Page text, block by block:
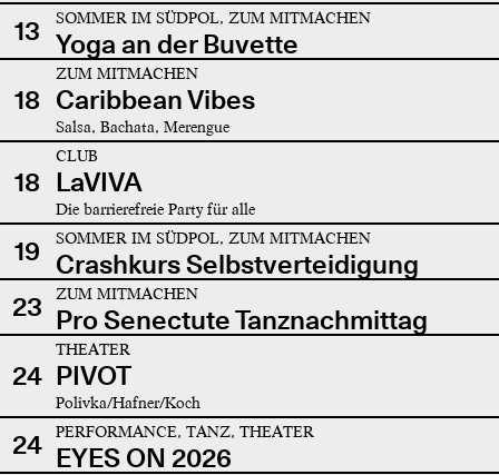
13 SOMMER IM SÜDPOL, ZUM MITMACHEN
Yoga an der Buvette
18
ZUM MITMACHEN
Caribbean Vibes
Salsa, Bachata, Merengue
18
CLUB
LaVIVA
Die barrierefreie Party für alle
19 SOMMER IM SÜDPOL, ZUM MITMACHEN
Crashkurs Selbstverteidigung
23
ZUM MITMACHEN
Pro Senectute Tanznachmittag
24
THEATER
PIVOT
Polivka/Hafner/Koch
24 PERFORMANCE, TANZ, THEATER
EYES ON 2026